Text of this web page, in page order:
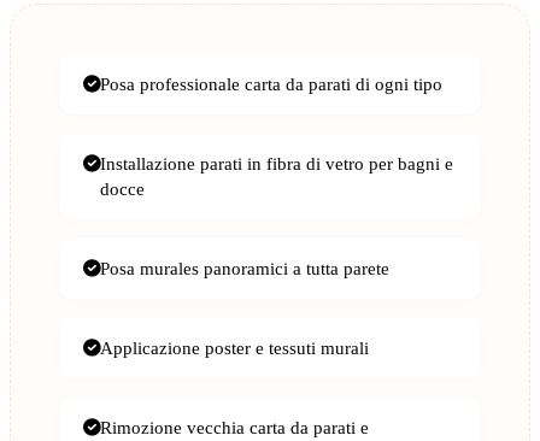
Posa professionale carta da parati di ogni tipo
Installazione parati in fibra di vetro per bagni e
docce
Posa murales panoramici a tutta parete
Applicazione poster e tessuti murali
Rimozione vecchia carta da parati e